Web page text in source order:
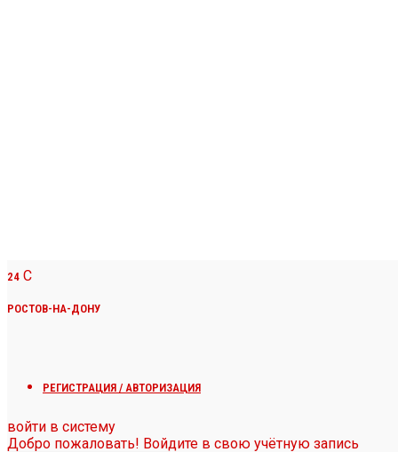
24 C
РОСТОВ-НА-ДОНУ
РЕГИСТРАЦИЯ / АВТОРИЗАЦИЯ
войти в систему
Добро пожаловать! Войдите в свою учётную запись